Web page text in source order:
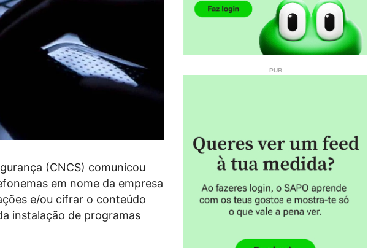
(CNCS) comunicou
em nome da empresa
e/ou cifrar o conteúdo
instalação de programas